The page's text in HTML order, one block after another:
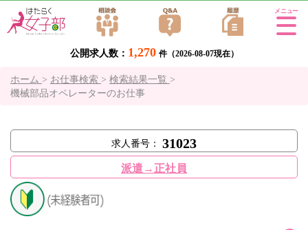
公開求人数： 1,270 件（2026-08-07現在）
Tog
ホーム > お仕事検索 > 検索結果一覧 >
機械部品オペレーターのお仕事
求人番号： 31023
派遣→正社員